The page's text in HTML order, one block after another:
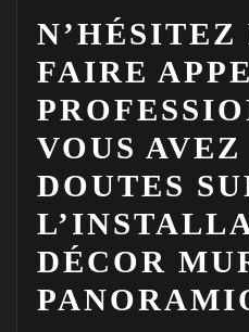
N’HÉSITEZ
FAIRE
VOUS AVEZ
DOUTES
DÉCOR